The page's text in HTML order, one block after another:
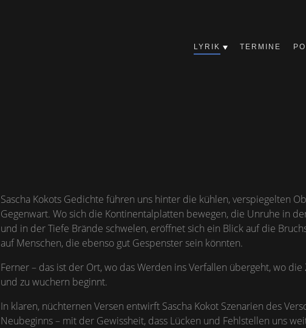
LYRIK TERMINE
Sascha Kokots Gedichte führen uns hinter die kühlen, verspiegelten
Gegenwart. Wo sich die Kontinentalplatten bewegen, die Unruhe in
und in der Tiefe Brände schwelen, eröffnet sich ein Blick auf die
auf Menschen, die ebenso gut Gespenster sein könnten.
Ferner – das ist der Ort, wo das Werden ins Verfallen übergeht, wo
und zu wuchern beginnt.
In klaren, nüchternen Versen entwirft Sascha Kokot Szenarien des
Neubeginns – mit der Gewissheit, dass Lücken und Fehlstellen uns